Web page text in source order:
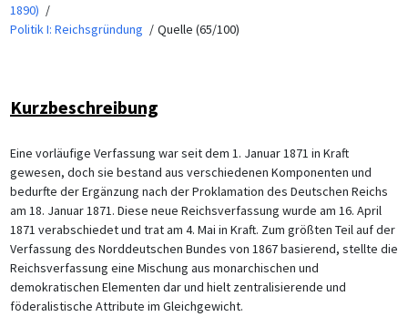
1890)
Politik I: Reichsgründung
Quelle (65/100)
Kurzbeschreibung
Eine vorläufige Verfassung war seit dem 1. Januar 1871 in Kraft
gewesen, doch sie bestand aus verschiedenen Komponenten und
bedurfte der Ergänzung nach der Proklamation des Deutschen Reichs
am 18. Januar 1871. Diese neue Reichsverfassung wurde am 16. April
1871 verabschiedet und trat am 4. Mai in Kraft. Zum größten Teil auf der
Verfassung des Norddeutschen Bundes von 1867 basierend, stellte die
Reichsverfassung eine Mischung aus monarchischen und
demokratischen Elementen dar und hielt zentralisierende und
föderalistische Attribute im Gleichgewicht.